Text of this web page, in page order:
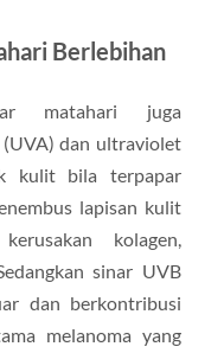
Berlebihan
matahari juga
dan ultraviolet
kulit bila terpapar
lapisan kulit
kolagen,
sinar UVB
dan berkontribusi
melanoma yang